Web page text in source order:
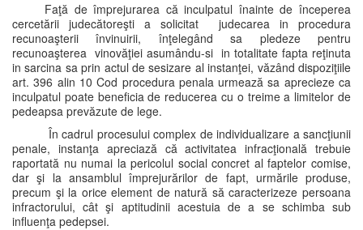
Faţă de împrejurarea că inculpatul înainte de începerea
cercetării judecătoreşti a solicitat judecarea in procedura
recunoaşterii învinuirii, înţelegând sa pledeze pentru
recunoaşterea vinovăţiei asumându-si in totalitate fapta reţinuta
in sarcina sa prin actul de sesizare al instanţei, văzând dispoziţiile
art. 396 alin 10 Cod procedura penala urmează sa aprecieze ca
inculpatul poate beneficia de reducerea cu o treime a limitelor de
pedeapsa prevăzute de lege.
În cadrul procesului complex de individualizare a sancţiunii
penale, instanţa apreciază că activitatea infracţională trebuie
raportată nu numai la pericolul social concret al faptelor comise,
dar şi la ansamblul împrejurărilor de fapt, urmările produse,
precum şi la orice element de natură să caracterizeze persoana
infractorului, cât şi aptitudinii acestuia de a se schimba sub
influenţa pedepsei.